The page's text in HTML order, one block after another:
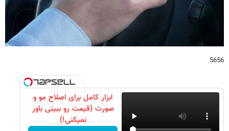
5656
ابزار کامل برای اصلاح مو و
صورت (قیمت رو ببینی باور
نمیکنی!)